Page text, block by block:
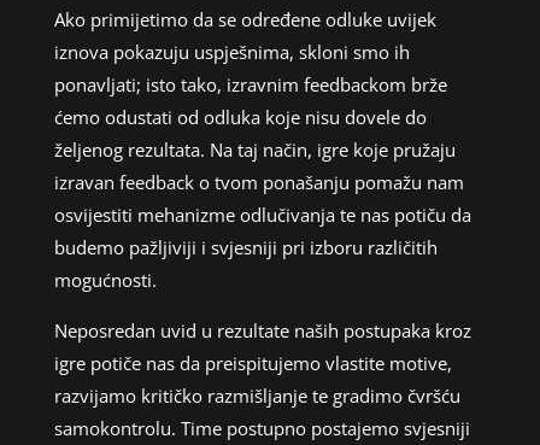
Ako primijetimo da se određene odluke uvijek
iznova pokazuju uspješnima, skloni smo ih
ponavljati; isto tako, izravnim feedbackom brže
ćemo odustati od odluka koje nisu dovele do
željenog rezultata. Na taj način, igre koje pružaju
izravan feedback o tvom ponašanju pomažu nam
osvijestiti mehanizme odlučivanja te nas potiču da
budemo pažljiviji i svjesniji pri izboru različitih
mogućnosti.
Neposredan uvid u rezultate naših postupaka kroz
igre potiče nas da preispitujemo vlastite motive,
razvijamo kritičko razmišljanje te gradimo čvršću
samokontrolu. Time postupno postajemo svjesniji